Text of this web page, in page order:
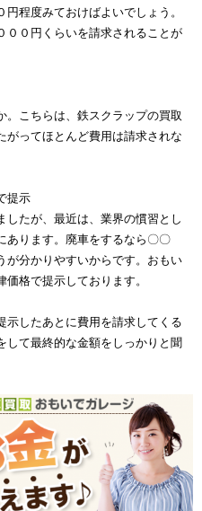
程度みておけばよいでしょう。
００円くらいを請求されることが
。こちらは、鉄スクラップの買取
がってほとんど費用は請求されな
提示
したが、最近は、業界の慣習とし
あります。廃車をするなら〇〇
が分かりやすいからです。おもい
格で提示しております。
示したあとに費用を請求してくる
して最終的な金額をしっかりと聞